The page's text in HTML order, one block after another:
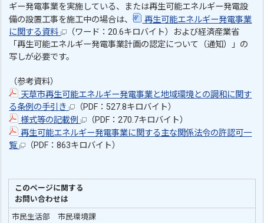
ギー発電事業を実施している、または再生可能エネルギー発電設
備の設置工事を施工中の場合は、
再生可能エネルギー発電事業
に関する資料
（ワード：20.6キロバイト）および経済産業省
「再生可能エネルギー発電事業計画の認定について（通知）」の
写しが必要です。
（参考資料）
天草市再生可能エネルギー発電事業と地域環境との調和に関す
る条例の手引き
（PDF：527.8キロバイト）
様式等の記載例
（PDF：270.7キロバイト）
再生可能エネルギー発電事業に関する主な関係法令の許認可一
覧
（PDF：863キロバイト）
このページに関する
お問い合わせは
市民生活部 市民環境課